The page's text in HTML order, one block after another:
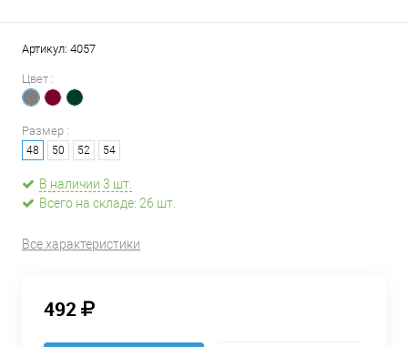
Артикул: 4057
Цвет :
Размер :
48 50 52 54
В наличии 3 шт.
Всего на складе: 26 шт.
Все характеристики
492